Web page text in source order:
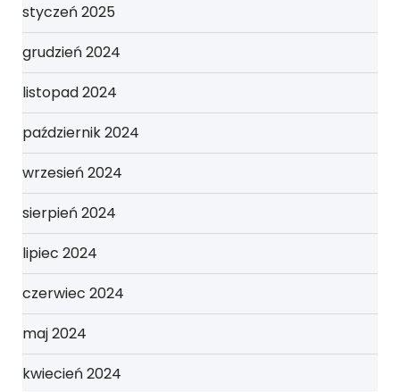
styczeń 2025
grudzień 2024
listopad 2024
październik 2024
wrzesień 2024
sierpień 2024
lipiec 2024
czerwiec 2024
maj 2024
kwiecień 2024